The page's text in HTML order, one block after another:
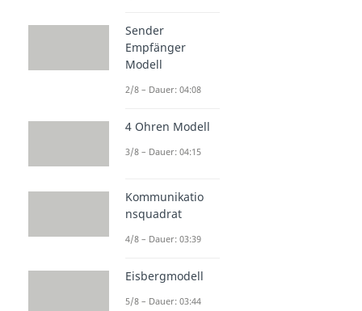
Sender
Empfänger
Modell
2/8 – Dauer: 04:08
4 Ohren Modell
3/8 – Dauer: 04:15
Kommunikatio
nsquadrat
4/8 – Dauer: 03:39
Eisbergmodell
5/8 – Dauer: 03:44